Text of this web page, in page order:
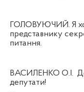
ГОЛОВУЮЧИЙ. Я
представнику
питання.
ВАСИЛЕНКО О.І.
депутати!